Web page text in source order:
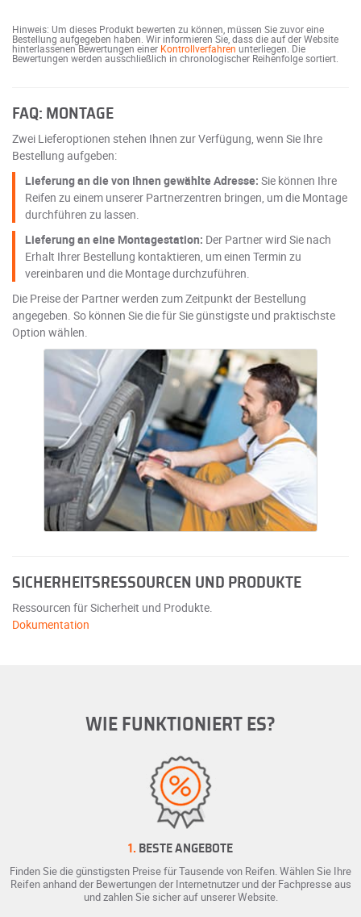
Hinweis: Um dieses Produkt bewerten zu können, müssen Sie zuvor eine
Bestellung aufgegeben haben. Wir informieren Sie, dass die auf der Website
hinterlassenen Bewertungen einer Kontrollverfahren unterliegen. Die
Bewertungen werden ausschließlich in chronologischer Reihenfolge sortiert.
FAQ: MONTAGE
Zwei Lieferoptionen stehen Ihnen zur Verfügung, wenn Sie Ihre
Bestellung aufgeben:
Lieferung an die von Ihnen gewählte Adresse: Sie können Ihre
Reifen zu einem unserer Partnerzentren bringen, um die Montage
durchführen zu lassen.
Lieferung an eine Montagestation: Der Partner wird Sie nach
Erhalt Ihrer Bestellung kontaktieren, um einen Termin zu
vereinbaren und die Montage durchzuführen.
Die Preise der Partner werden zum Zeitpunkt der Bestellung
angegeben. So können Sie die für Sie günstigste und praktischste
Option wählen.
SICHERHEITSRESSOURCEN UND PRODUKTE
Ressourcen für Sicherheit und Produkte.
Dokumentation
WIE FUNKTIONIERT ES?
1. BESTE ANGEBOTE
Finden Sie die günstigsten Preise für Tausende von Reifen. Wählen Sie Ihre
Reifen anhand der Bewertungen der Internetnutzer und der Fachpresse aus
und zahlen Sie sicher auf unserer Website.